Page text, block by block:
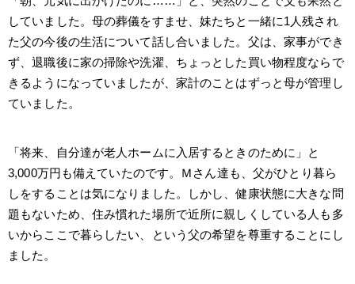
していました。母の葬儀をすませ、妹たちと一緒に1人残され
た父の今後の生活について話し合いました。父は、家事ができ
ず、退職後に家の掃除や洗濯、ちょっとした買い物程度ならで
きるようになっていましたが、家計のことはずっと母が管理し
ていました。
「将来、自分達が老人ホームに入居するときのために」と
3,000万円も備えていたのです。Ｍさん達も、父がひとり暮ら
しをすることは気になりました。しかし、健康状態に大きな問
題もないため、住み慣れた場所で近所に親しくしている人も多
いからここで暮らしたい、という父の希望を尊重することにし
ました。